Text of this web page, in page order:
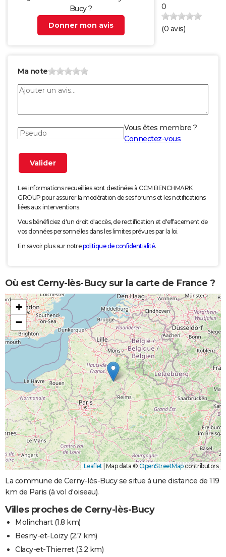
Bucy ?
Donner mon avis
0
(0 avis)
Ma note
Vous êtes membre ?
Connectez-vous
Les informations recueillies sont destinées à CCM BENCHMARK
GROUP pour assurer la modération de ses forums et les notifications
liées aux interventions.
Vous bénéficiez d'un droit d'accès, de rectification et d'effacement de
vos données personnelles dans les limites prévues par la loi.
En savoir plus sur notrepolitique de confidentialité.
Où est Cerny-lès-Bucy sur la carte de France ?
+
−
Leaflet Map data ©OpenStreetMapcontributors
La commune de Cerny-lès-Bucy se situe à une distance de 119
km de Paris (à vol d'oiseau).
Villes proches de Cerny-lès-Bucy
Molinchart(1.8 km)
Besny-et-Loizy(2.7 km)
Clacy-et-Thierret(3.2 km)